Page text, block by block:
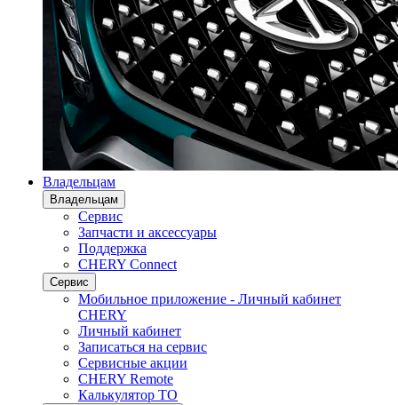
Владельцам
Владельцам
Сервис
Запчасти и аксессуары
Поддержка
CHERY Connect
Сервис
Мобильное приложение - Личный кабинет
CHERY
Личный кабинет
Записаться на сервис
Сервисные акции
CHERY Remote
Калькулятор ТО